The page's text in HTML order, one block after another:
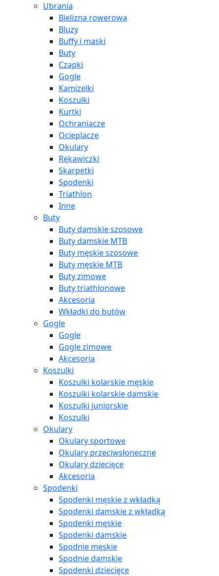
Ubrania
Bielizna rowerowa
Bluzy
Buffy i maski
Buty
Czapki
Gogle
Kamizelki
Koszulki
Kurtki
Ochraniacze
Ocieplacze
Okulary
Rękawiczki
Skarpetki
Spodenki
Triathlon
Inne
Buty
Buty damskie szosowe
Buty damskie MTB
Buty męskie szosowe
Buty męskie MTB
Buty zimowe
Buty triathlonowe
Akcesoria
Wkładki do butów
Gogle
Gogle
Gogle zimowe
Akcesoria
Koszulki
Koszulki kolarskie męskie
Koszulki kolarskie damskie
Koszulki juniorskie
Koszulki
Okulary
Okulary sportowe
Okulary przeciwsłoneczne
Okulary dziecięce
Akcesoria
Spodenki
Spodenki męskie z wkładką
Spodenki damskie z wkładką
Spodenki męskie
Spodenki damskie
Spodnie męskie
Spodnie damskie
Spodenki dziecięce